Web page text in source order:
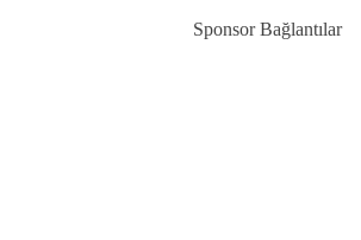
Sponsor Bağlantılar